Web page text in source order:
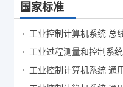
国家标准
工业控制计算机系统 总